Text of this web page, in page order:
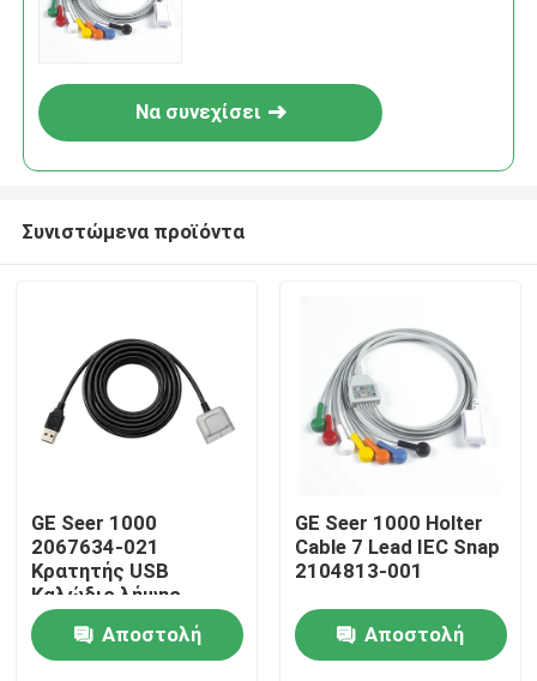
Σπίτι
Να συνεχίσει
Συνιστώμενα προϊόντα
GE Seer 1000
2067634-021
Κρατητής USB
Καλώδιο λήψης
Κρατητής
καταγραφής
Διαγνωστική
Αποστολή
GE Seer 1000 Holter
Cable 7 Lead IEC Snap
2104813-001
Αποστολή